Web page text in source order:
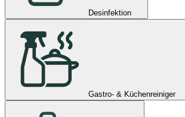
Desinfektion
Gastro- & Küchenreiniger